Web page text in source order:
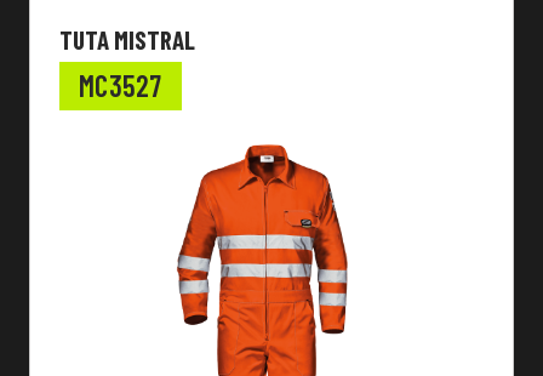
TUTA MISTRAL
MC3527